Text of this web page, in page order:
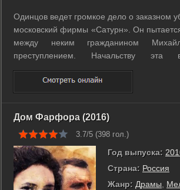
Одинцов ведет громкое дело о заказном
московский фирмы «Сатурн». Он
между неким гражданином
преступлением. Начальству эта
неправдоподобной, пока Михайлова не
Санкт-Петербурге. Одинцов
столицу. К расследованию подключаются ...
Дом Фарфора (2016)
3.7/5 (398 гол.)
Год выпуска:
Страна: Россия
Жанр: Драмы